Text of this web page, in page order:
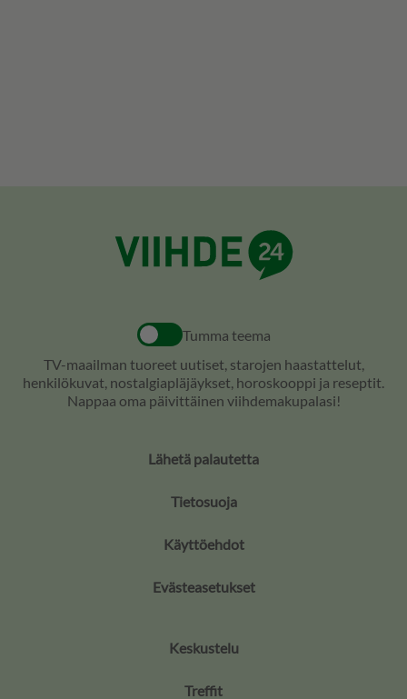
Tumma teema
TV-maailman tuoreet uutiset, starojen haastattelut,
henkilökuvat, nostalgiapläjäykset, horoskooppi ja reseptit.
Nappaa oma päivittäinen viihdemakupalasi!
Lähetä palautetta
Tietosuoja
Käyttöehdot
Evästeasetukset
Keskustelu
Treffit